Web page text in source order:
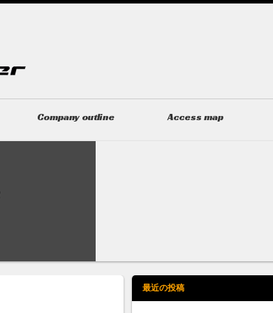
Company outline Access map
最近の投稿